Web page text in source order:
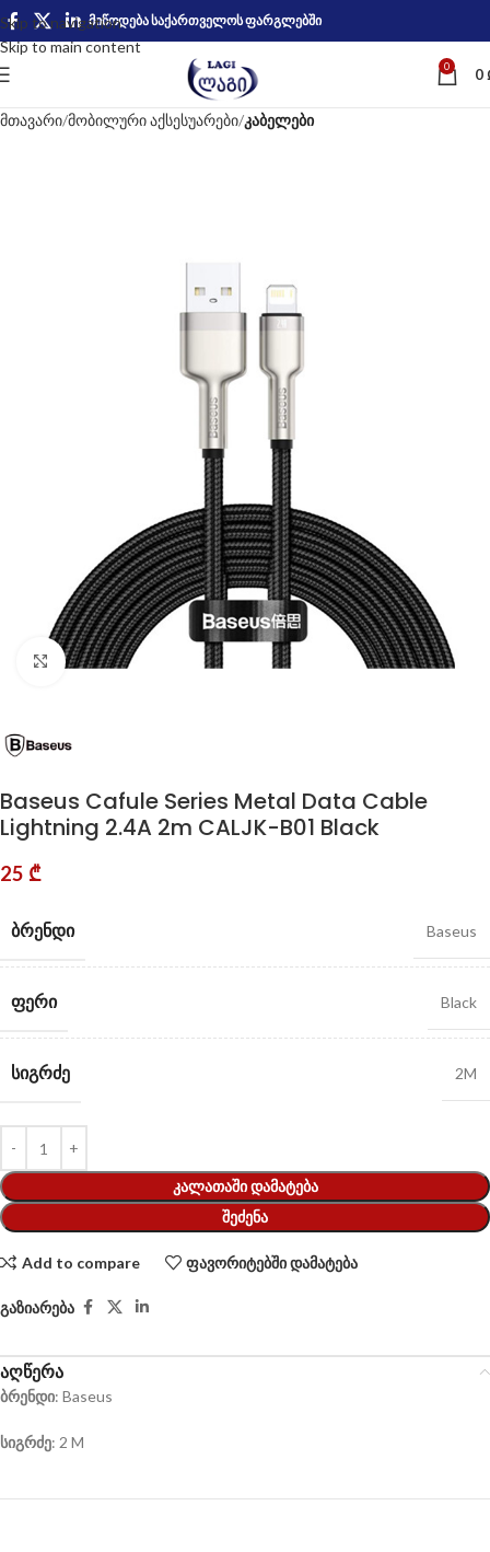
Skip to navigation
Skip to main content
მიწოდება საქართველოს ფარგლებში
0 0
მთავარი მობილური აქსესუარები კაბელები
Click to enlarge
Baseus Cafule Series Metal Data Cable
Lightning 2.4A 2m CALJK-B01 Black
25 ₾
ᲑᲠᲔᲜᲓᲘ Baseus
ᲤᲔᲠᲘ Black
ᲡᲘᲒᲠᲫᲔ 2M
ᲙᲐᲚᲐᲗᲐᲨᲘ ᲓᲐᲛᲐᲢᲔᲑᲐ
ᲨᲔᲫᲔᲜᲐ
Add to compare ფავორიტებში დამატება
გაზიარება
აღწერა
ბრენდი: Baseus
სიგრძე: 2 M